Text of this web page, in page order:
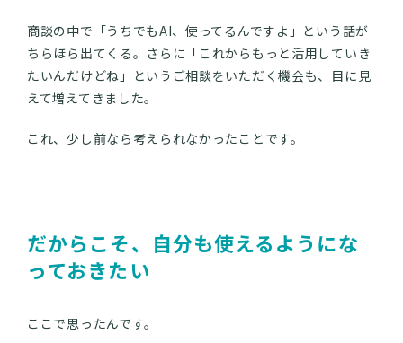
商談の中で「うちでもAI、使ってるんですよ」という話が
ちらほら出てくる。さらに「これからもっと活用していき
たいんだけどね」というご相談をいただく機会も、目に見
えて増えてきました。
これ、少し前なら考えられなかったことです。
だからこそ、自分も使えるようにな
っておきたい
ここで思ったんです。